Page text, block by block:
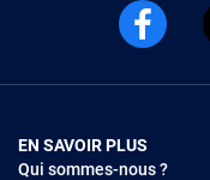
EN SAVOIR PLUS
Qui sommes-nous ?